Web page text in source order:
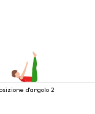
d'angolo 2